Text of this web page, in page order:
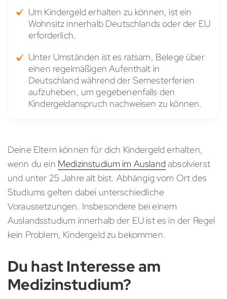
Um Kindergeld erhalten zu können, ist ein
Wohnsitz innerhalb Deutschlands oder der EU
erforderlich.
Unter Umständen ist es ratsam, Belege über
einen regelmäßigen Aufenthalt in
Deutschland während der Semesterferien
aufzuheben, um gegebenenfalls den
Kindergeldanspruch nachweisen zu können.
Deine Eltern können für dich Kindergeld erhalten,
wenn du ein Medizinstudium im Ausland absolvierst
und unter 25 Jahre alt bist. Abhängig vom Ort des
Studiums gelten dabei unterschiedliche
Voraussetzungen. Insbesondere bei einem
Auslandsstudium innerhalb der EU ist es in der Regel
kein Problem, Kindergeld zu bekommen.
Du hast Interesse am
Medizinstudium?